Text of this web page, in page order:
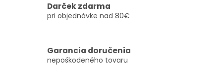
Darček zdarma
pri objednávke nad 80€
Garancia doručenia
nepoškodeného tovaru